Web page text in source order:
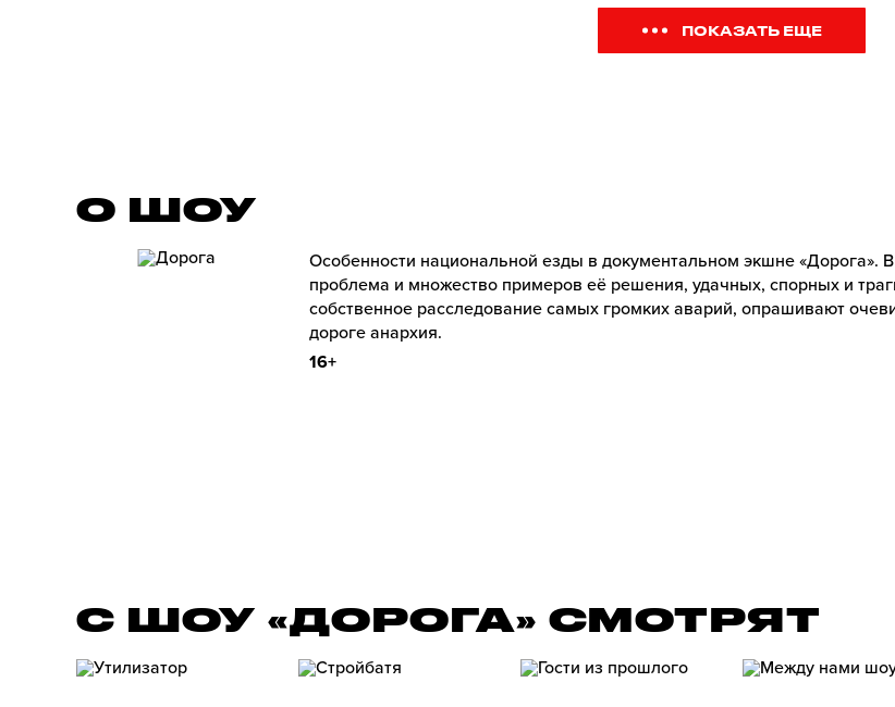
ПОКАЗАТЬ ЕЩЕ
О ШОУ
Особенности национальной езды в документальном экшне «Дорога».
проблема и множество примеров её решения, удачных, спорных и
собственное расследование самых громких аварий, опрашивают
дороге анархия.
16+
С ШОУ «ДОРОГА» СМОТРЯТ